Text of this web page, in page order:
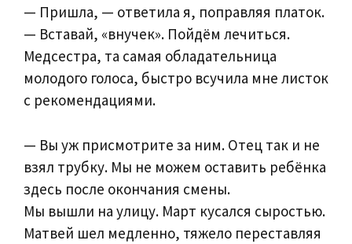
— Пришла, — ответила я, поправляя платок.
— Вставай, «внучек». Пойдём лечиться.
Медсестра, та самая обладательница
молодого голоса, быстро всучила мне листок
с рекомендациями.
— Вы уж присмотрите за ним. Отец так и не
взял трубку. Мы не можем оставить ребёнка
здесь после окончания смены.
Мы вышли на улицу. Март кусался сыростью.
Матвей шел медленно, тяжело переставляя